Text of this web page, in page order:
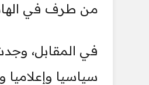
من طرف في
في المقابل،
سياسيا